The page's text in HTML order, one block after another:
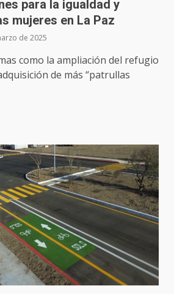
para la igualdad y
mujeres en La Paz
de 2025
como la ampliación del refugio
de más “patrullas